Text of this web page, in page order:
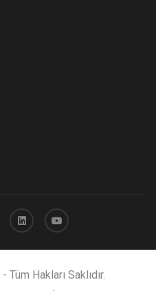
- Tüm Hakları Saklıdır.